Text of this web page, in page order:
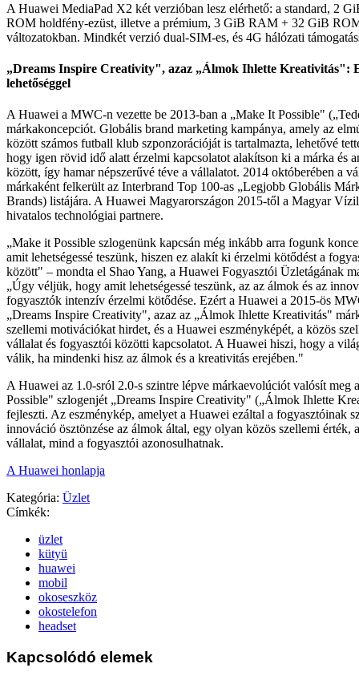
A Huawei MediaPad X2 két verzióban lesz elérhető: a standard, 2
ROM holdfény-ezüst, illetve a prémium, 3 GiB RAM + 32 GiB
változatokban. Mindkét verzió dual-SIM-es, és 4G hálózati
„Dreams Inspire Creativity", azaz „Álmok Ihlette Kreativitás":
lehetőséggel
A Huawei a MWC-n vezette be 2013-ban a „Make It Possible"
márkakoncepciót. Globális brand marketing kampánya, amely az
között számos futball klub szponzorációját is tartalmazta, lehetővé
hogy igen rövid idő alatt érzelmi kapcsolatot alakítson ki a márka és
között, így hamar népszerűvé téve a vállalatot. 2014 októberében a
márkaként felkerült az Interbrand Top 100-as „Legjobb Globális
Brands) listájára. A Huawei Magyarországon 2015-től a Magyar
hivatalos technológiai partnere.
„Make it Possible szlogenünk kapcsán még inkább arra fogunk
amit lehetségessé teszünk, hiszen ez alakít ki érzelmi kötődést a
között" – mondta el Shao Yang, a Huawei Fogyasztói Üzletágának
„Úgy véljük, hogy amit lehetségessé teszünk, az az álmok és az
fogyasztók intenzív érzelmi kötődése. Ezért a Huawei a 2015-ös
„Dreams Inspire Creativity", azaz az „Álmok Ihlette Kreativitás"
szellemi motivációkat hirdet, és a Huawei eszményképét, a közös
vállalat és fogyasztói közötti kapcsolatot. A Huawei hiszi, hogy a
válik, ha mindenki hisz az álmok és a kreativitás erejében."
A Huawei az 1.0-sról 2.0-s szintre lépve márkaevolúciót valósít meg
Possible" szlogenjét „Dreams Inspire Creativity" („Álmok Ihlette
fejleszti. Az eszménykép, amelyet a Huawei ezáltal a fogyasztóinak
innováció ösztönzése az álmok által, egy olyan közös szellemi érték,
vállalat, mind a fogyasztói azonosulhatnak.
A Huawei honlapja
Kategória: Üzlet
Címkék:
üzlet
kütyü
huawei
mobil
okoseszköz
okostelefon
headset
Kapcsolódó elemek